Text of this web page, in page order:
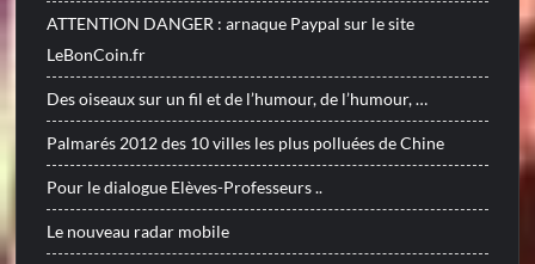
ATTENTION DANGER : arnaque Paypal sur le site
LeBonCoin.fr
Des oiseaux sur un fil et de l’humour, de l’humour, …
Palmarés 2012 des 10 villes les plus polluées de Chine
Pour le dialogue Elèves-Professeurs ..
Le nouveau radar mobile